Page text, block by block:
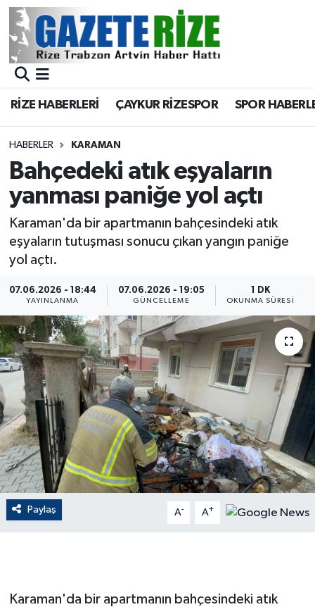
RİZE HABERLERİ ÇAYKUR RİZESPOR SPOR
HABERLER KARAMAN
Bahçedeki atık eşyaların
yanması paniğe yol açtı
Karaman'da bir apartmanın bahçesindeki atık
eşyaların tutuşması sonucu çıkan yangın paniğe
yol açtı.
07.06.2026 - 18:44
YAYINLANMA
07.06.2026 - 19:05
GÜNCELLEME
1 DK
OKUNMA SÜRESI
Paylaş A- A+
Karaman'da bir apartmanın bahçesindeki atık
BÖLGEMİZ
Asayiş
Rize Jandarma Komutanlığı
Bilim Teknoloji
Advertising news
Canlı Maç
ÇEVRE
Dış Haberler
Dünya
EĞİTİM
EKONOMİ
English News
Flaş Haber
Merkez Nöbetçi Eczaneler
Merkez Trafik Yoğunluk Haritası
Süper Lig Puan Durumu ve Fikstür
Tüm Manşetler
Son Dakika Haberleri
Haber Arşivi